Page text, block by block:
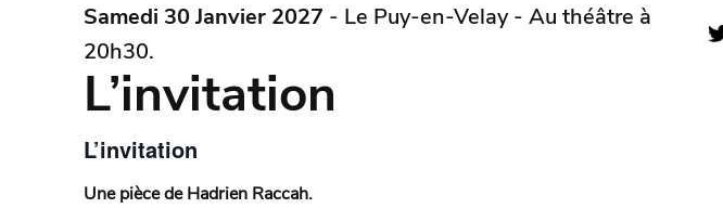
Samedi 30 Janvier 2027 - Le Puy-en-Velay - Au théâtre à
20h30.
L’invitation
L’invitation
Une pièce de Hadrien Raccah.